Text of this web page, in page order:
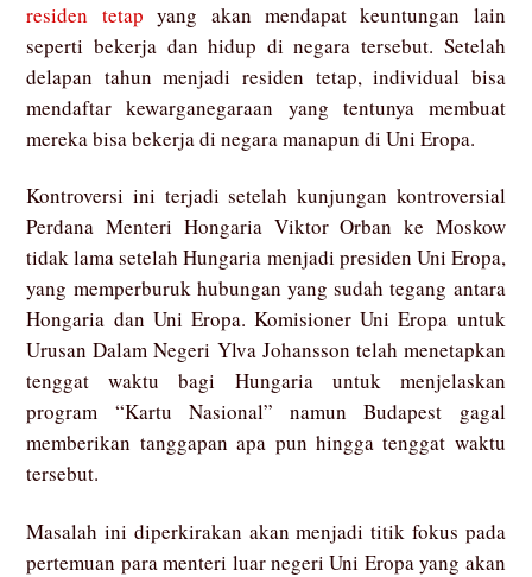
residen tetap yang akan mendapat keuntungan lain
seperti bekerja dan hidup di negara tersebut. Setelah
delapan tahun menjadi residen tetap, individual bisa
mendaftar kewarganegaraan yang tentunya membuat
mereka bisa bekerja di negara manapun di Uni Eropa.
Kontroversi ini terjadi setelah kunjungan kontroversial
Perdana Menteri Hongaria Viktor Orban ke Moskow
tidak lama setelah Hungaria menjadi presiden Uni Eropa,
yang memperburuk hubungan yang sudah tegang antara
Hongaria dan Uni Eropa. Komisioner Uni Eropa untuk
Urusan Dalam Negeri Ylva Johansson telah menetapkan
tenggat waktu bagi Hungaria untuk menjelaskan
program “Kartu Nasional” namun Budapest gagal
memberikan tanggapan apa pun hingga tenggat waktu
tersebut.
Masalah ini diperkirakan akan menjadi titik fokus pada
pertemuan para menteri luar negeri Uni Eropa yang akan